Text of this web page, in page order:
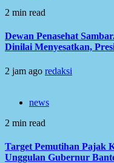
2 min read
Dewan Penasehat
Dinilai Menyesatkan,
2 jam ago redaksi
news
2 min read
Target Pemutihan Pajak
Unggulan Gubernur